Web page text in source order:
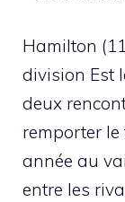
Hamilton
division Est
deux
remporter
année au
entre les